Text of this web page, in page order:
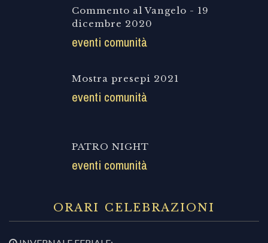
Commento al Vangelo - 19
dicembre 2020
eventi comunità
Mostra presepi 2021
eventi comunità
PATRO NIGHT
eventi comunità
ORARI CELEBRAZIONI